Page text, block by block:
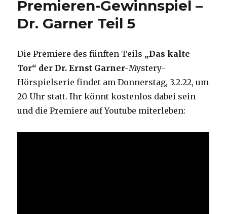
Premieren-Gewinnspiel –
Dr. Garner Teil 5
Die Premiere des fünften Teils „Das kalte
Tor“ der Dr. Ernst Garner-Mystery-
Hörspielserie findet am Donnerstag, 3.2.22, um
20 Uhr statt. Ihr könnt kostenlos dabei sein
und die Premiere auf Youtube miterleben: